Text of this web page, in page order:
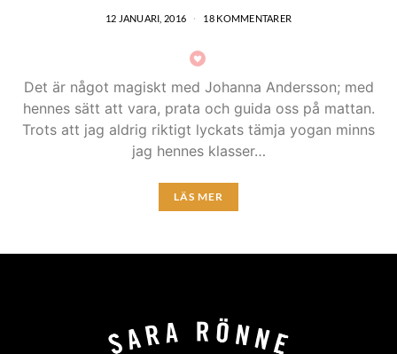
12 JANUARI, 2016 18 KOMMENTARER
Det är något magiskt med Johanna Andersson; med
hennes sätt att vara, prata och guida oss på mattan.
Trots att jag aldrig riktigt lyckats tämja yogan minns
jag hennes klasser…
LÄS MER